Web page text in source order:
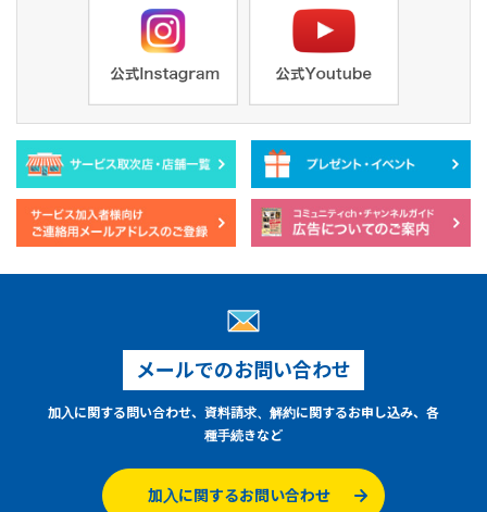
メールでのお問い合わせ
加入に関する問い合わせ、資料請求、解約に関するお申し込み、各
種手続きなど
加入に関するお問い合わせ